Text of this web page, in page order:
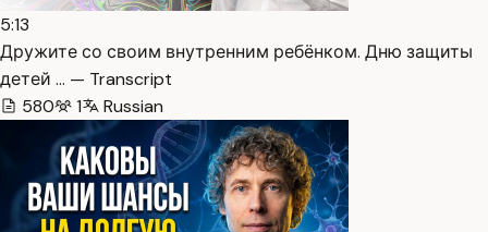
5:13
Дружите со своим внутренним ребёнком. Дню защиты
детей … — Transcript
580
1 Russian